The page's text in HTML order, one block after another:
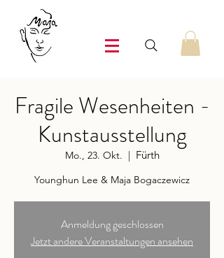
Fragile Wesenheiten -
Kunstausstellung
Mo., 23. Okt.
  |
Fürth
Younghun Lee & Maja Bogaczewicz
Anmeldung geschlossen
Jetzt andere Veranstaltungen ansehen